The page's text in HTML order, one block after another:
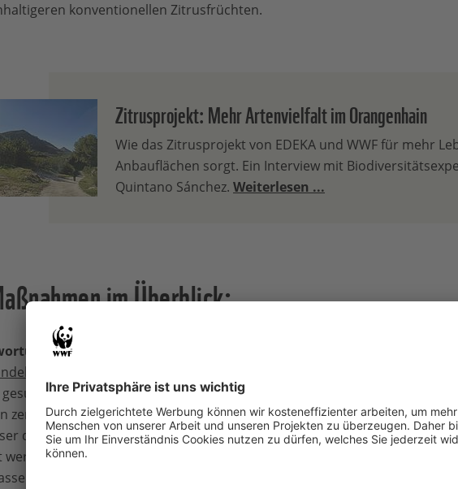
konventionellen Zitrusfrüchten.
Zitrusprojekt: Mehr Artenvielfalt im Orangenhain
Wie das Zitrusprojekt von EDEKA und WWF für mehr
Anbauflächen sorgt. Ein Interview mit
Quintano Sánchez. Weiterlesen ...
im Überblick:
Umgang mit Wasser:
In den Projektregionen sind die
bereits deutlich zu sehen und zu spüren. Seit einigen Jahren ist der
Die nachhaltige Wassernutzung auf den Farmen (Fincas) und
zentraler Arbeitsschwerpunkt des Zitrus-Projekts. Die lokalen Behörden
die Farmen nutzen können. Da in den wasserknappen Regionen auch
werden, wird zunächst die Legalität der Wasserquellen bestätigt. Alle
fest und stellen so sicher, dass sie nicht mehr nutzen als